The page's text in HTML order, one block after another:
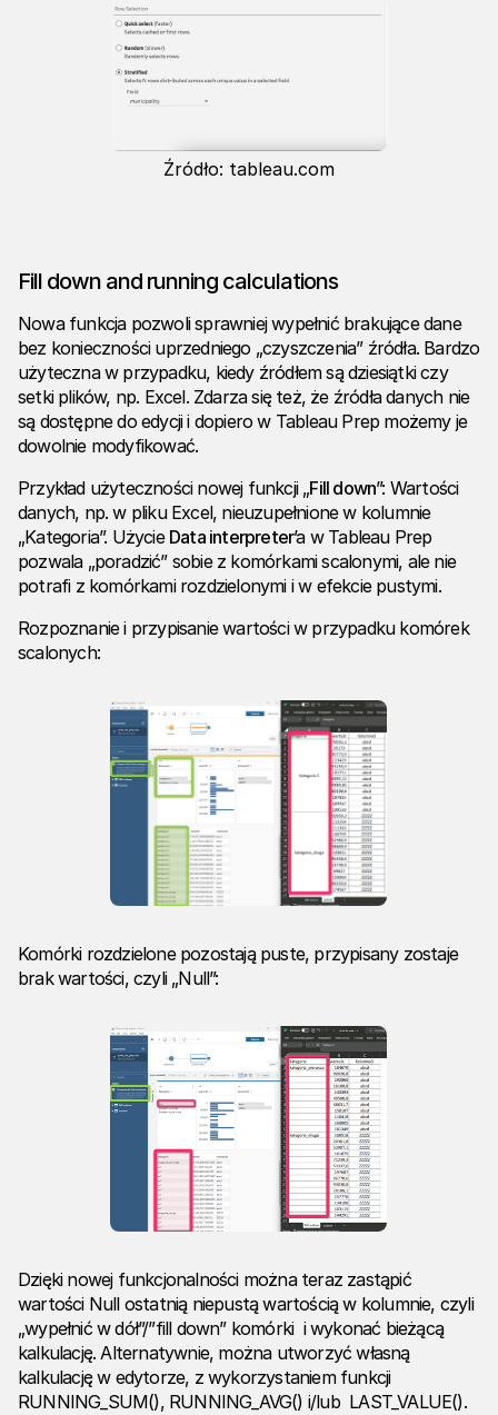
Źródło: tableau.com
Fill down and running calculations
Nowa funkcja pozwoli sprawniej wypełnić brakujące dane
bez konieczności uprzedniego „czyszczenia” źródła. Bardzo
użyteczna w przypadku, kiedy źródłem są dziesiątki czy
setki plików, np. Excel. Zdarza się też, że źródła danych nie
są dostępne do edycji i dopiero w Tableau Prep możemy je
dowolnie modyfikować.
Przykład użyteczności nowej funkcji „Fill down”: Wartości
danych, np. w pliku Excel, nieuzupełnione w kolumnie
„Kategoria”. Użycie Data interpreter’a w Tableau Prep
pozwala „poradzić” sobie z komórkami scalonymi, ale nie
potrafi z komórkami rozdzielonymi i w efekcie pustymi.
Rozpoznanie i przypisanie wartości w przypadku komórek
scalonych:
Komórki rozdzielone pozostają puste, przypisany zostaje
brak wartości, czyli „Null”:
Dzięki nowej funkcjonalności można teraz zastąpić
wartości Null ostatnią niepustą wartością w kolumnie, czyli
„wypełnić w dół”/”fill down” komórki i wykonać bieżącą
kalkulację. Alternatywnie, można utworzyć własną
kalkulację w edytorze, z wykorzystaniem funkcji
RUNNING_SUM(), RUNNING_AVG() i/lub LAST_VALUE().